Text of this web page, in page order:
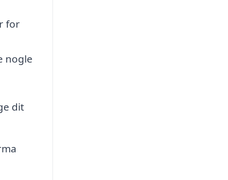
for
nogle
dit